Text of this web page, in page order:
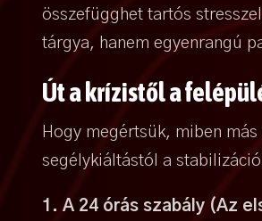
összefügghet tartós
tárgya, hanem egyenrangú
Út a krízistől a
Hogy megértsük, miben
segélykiáltástól a
1. A 24 órás szabály (Az